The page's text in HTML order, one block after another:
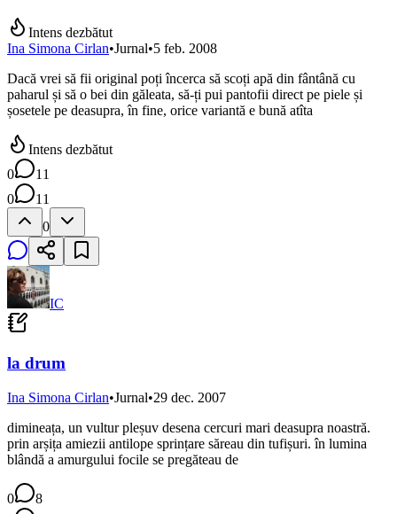
Intens dezbătut
Ina Simona Cirlan•Jurnal•5 feb. 2008
Dacă vrei să fii original poți încerca să scoți apă din fântână cu
paharul și să o bei din găleata, să-ți pui pantofii direct pe piele și
șosetele pe deasupra, în fine, orice variantă e bună atîta
Intens dezbătut
0
11
0
11
0
IC
la drum
Ina Simona Cirlan•Jurnal•29 dec. 2007
dimineața, un vultur pleșuv desena cercuri mari deasupra noastră.
prin arșița amiezii antilope sprințare săreau din tufișuri. în lumina
blândă a amurgului focile se pregăteau de
0
8